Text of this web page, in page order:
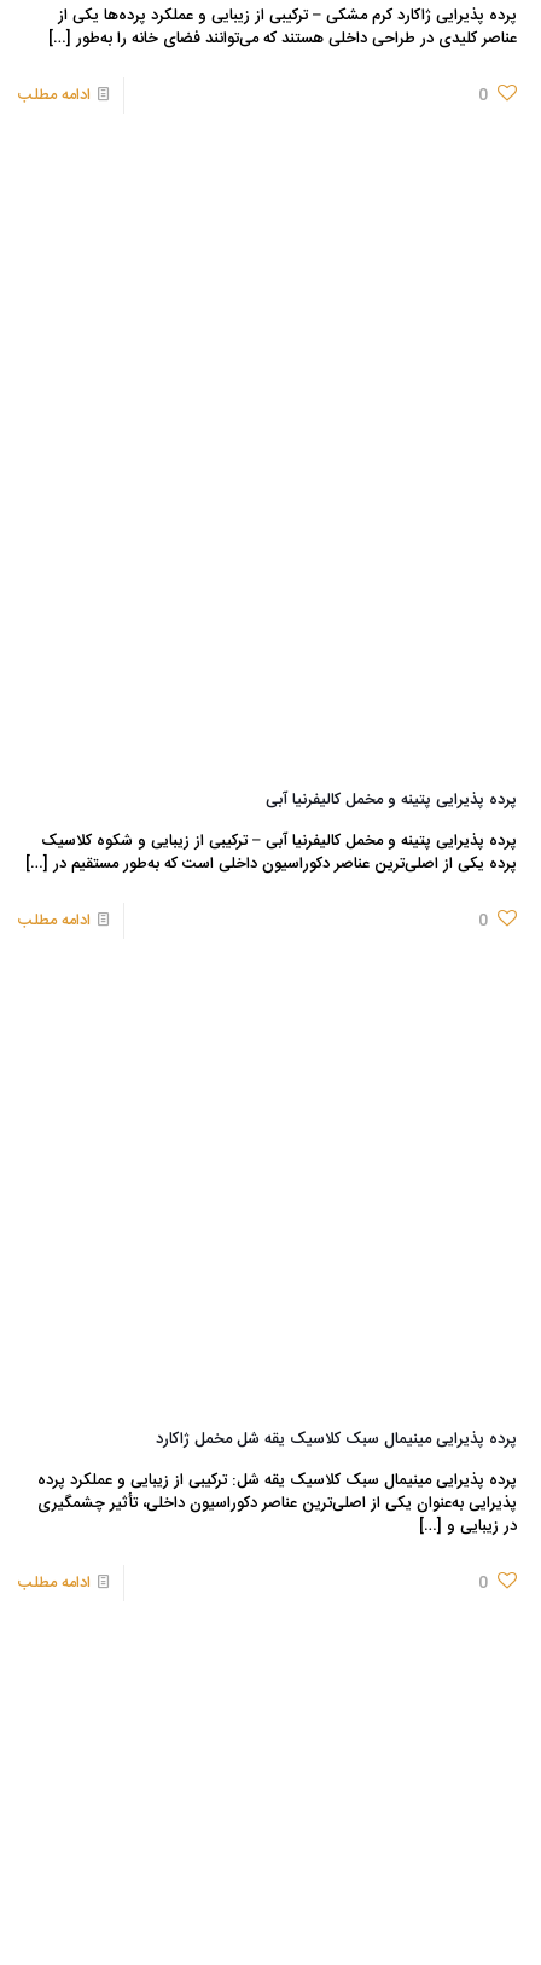
پرده پذیرایی ژاکارد کرم مشکی – ترکیبی از زیبایی و عملکرد پرده‌ها یکی از
عناصر کلیدی در طراحی داخلی هستند که می‌توانند فضای خانه را به‌طور […]
0 ادامه مطلب
پرده پذیرایی پتینه و مخمل کالیفرنیا آبی
پرده پذیرایی پتینه و مخمل کالیفرنیا آبی – ترکیبی از زیبایی و شکوه کلاسیک
پرده یکی از اصلی‌ترین عناصر دکوراسیون داخلی است که به‌طور مستقیم در […]
0 ادامه مطلب
پرده پذیرایی مینیمال سبک کلاسیک یقه شل مخمل ژاکارد
پرده پذیرایی مینیمال سبک کلاسیک یقه شل: ترکیبی از زیبایی و عملکرد پرده
پذیرایی به‌عنوان یکی از اصلی‌ترین عناصر دکوراسیون داخلی، تأثیر چشمگیری
در زیبایی و […]
0 ادامه مطلب